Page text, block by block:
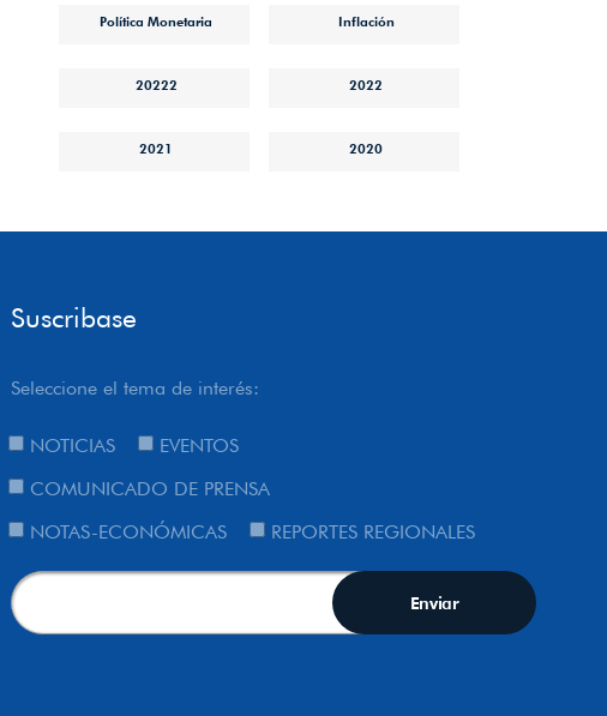
Política Monetaria Inflación
20222 2022
2021 2020
Suscribase
Seleccione el tema de interés:
NOTICIAS
EVENTOS
COMUNICADO DE PRENSA
NOTAS-ECONÓMICAS
REPORTES REGIONALES